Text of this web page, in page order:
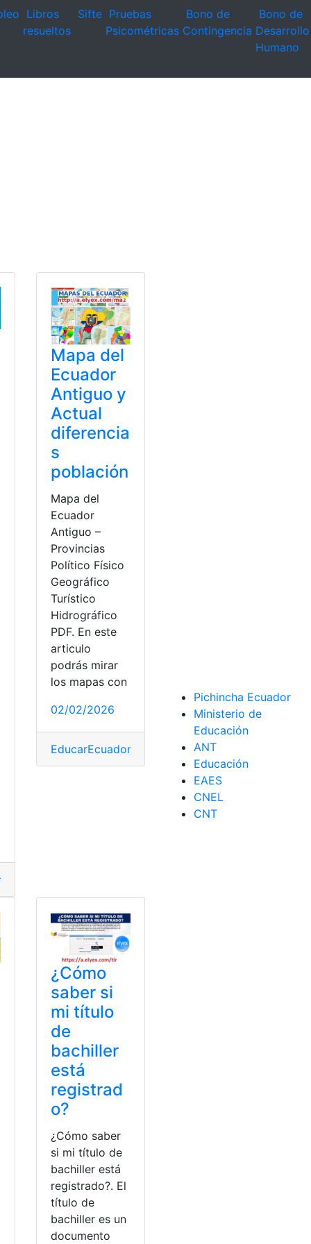
Libros
resueltos
Sifte Pruebas
Psicométricas
Bono de
Contingencia
Bono de
Desarrollo
Humano
Mapa Político
Mapa del
Ecuador
Antiguo y
Actual
diferencia
s
población
Mapa del
Ecuador
Antiguo –
Provincias
Político Físico
Geográfico
Turístico
Hidrográfico
PDF. En este
articulo
podrás mirar
los mapas con
02/02/2026
EducarEcuador Mapa del Ecuador
¿Cómo
saber si
mi título
de
bachiller
está
registrad
o?
¿Cómo saber
si mi título de
bachiller está
registrado?. El
título de
bachiller es un
documento
Pichincha Ecuador
Ministerio de
Educación
ANT
Educación
EAES
CNEL
CNT